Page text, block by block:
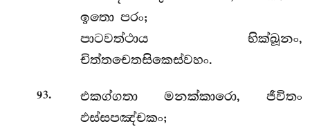
ඉතො පරං;
පාටවත්ථාය භික්ඛූනං,
චිත්තචෙතසිකෙස්වහං.
93.
එකග්ගතා මනක්කාරො, ජීවිතං
ඵස්සපඤ්චකං;